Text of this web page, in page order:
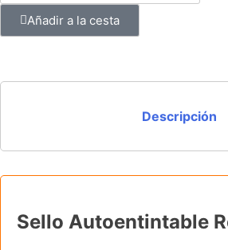
Añadir a la cesta
Descripción
Sello Autoentintable